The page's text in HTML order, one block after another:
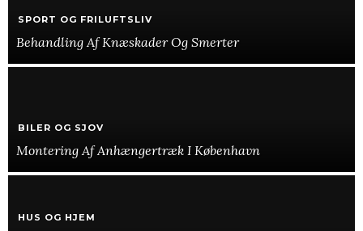
SPORT OG FRILUFTSLIV
Behandling Af Knæskader Og Smerter
BILER OG SJOV
Montering Af Anhængertræk I København
HUS OG HJEM